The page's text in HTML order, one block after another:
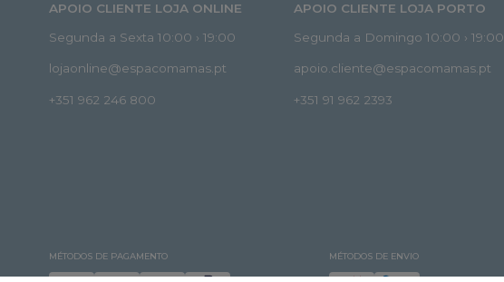
APOIO CLIENTE LOJA ONLINE
Segunda a Sexta 10:00 › 19:00
lojaonline@espacomamas.pt
+351 962 246 800
APOIO CLIENTE LOJA PORTO
Segunda a Domingo 10:00 › 19:00
apoio.cliente@espacomamas.pt
+351 91 962 2393
MÉTODOS DE PAGAMENTO MÉTODOS DE ENVIO